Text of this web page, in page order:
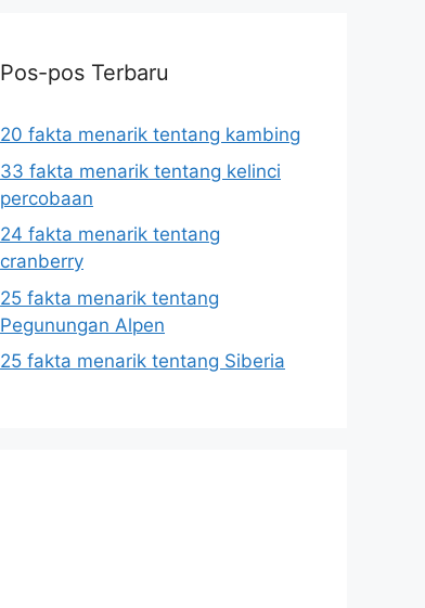
Pos-pos Terbaru
20 fakta menarik tentang kambing
33 fakta menarik tentang kelinci
percobaan
24 fakta menarik tentang
cranberry
25 fakta menarik tentang
Pegunungan Alpen
25 fakta menarik tentang Siberia